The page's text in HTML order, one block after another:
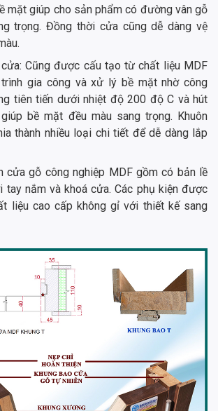
mặt giúp cho sản phẩm có đường vân gỗ
trọng. Đồng thời cửa cũng dễ dàng vệ
cửa: Cũng được cấu tạo từ chất liệu MDF
gia công và xử lý bề mặt nhờ công
tiên tiến dưới nhiệt độ 200 độ C và hút
bề mặt đều màu sang trọng. Khuôn
thành nhiều loại chi tiết để dễ dàng lắp
cửa gỗ công nghiệp MDF gồm có bản lề
tay nắm và khoá cửa. Các phụ kiện được
liệu cao cấp không gỉ với thiết kế sang